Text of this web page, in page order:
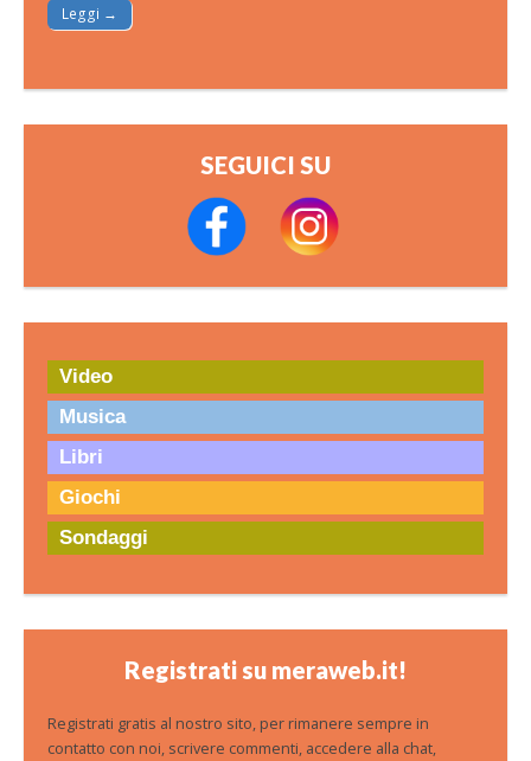
Leggi →
SEGUICI SU
Video
Musica
Libri
Giochi
Sondaggi
Registrati su meraweb.it!
Registrati gratis al nostro sito, per rimanere sempre in
contatto con noi, scrivere commenti, accedere alla chat,